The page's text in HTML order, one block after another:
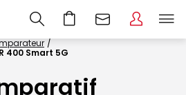
400 Smart 5G